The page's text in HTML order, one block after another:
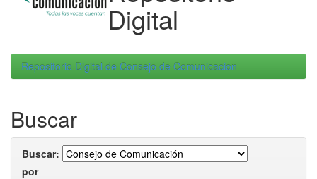
Digital
Repositorio Digital de Consejo de Comunicacion
Buscar
Buscar:
por